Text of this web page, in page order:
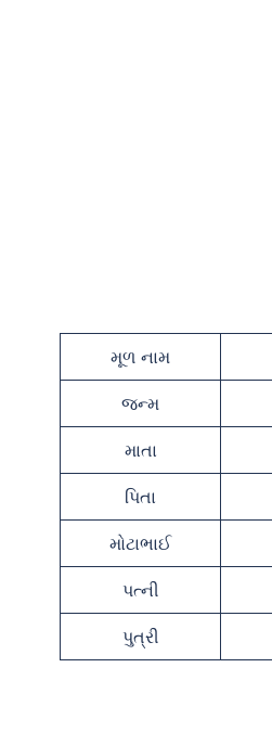
મૂળ નામ
જન્મ
માતા
પિતા
મોટાભાઈ
પત્ની
પુત્રી